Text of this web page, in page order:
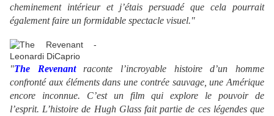
cheminement intérieur et j’étais persuadé que cela pourrait
également faire un formidable spectacle visuel."
"The Revenantraconte l’incroyable histoire d’un homme
confronté aux éléments dans une contrée sauvage, une Amérique
encore inconnue. C’est un film qui explore le pouvoir de
l’esprit. L’histoire de Hugh Glass fait partie de ces légendes que